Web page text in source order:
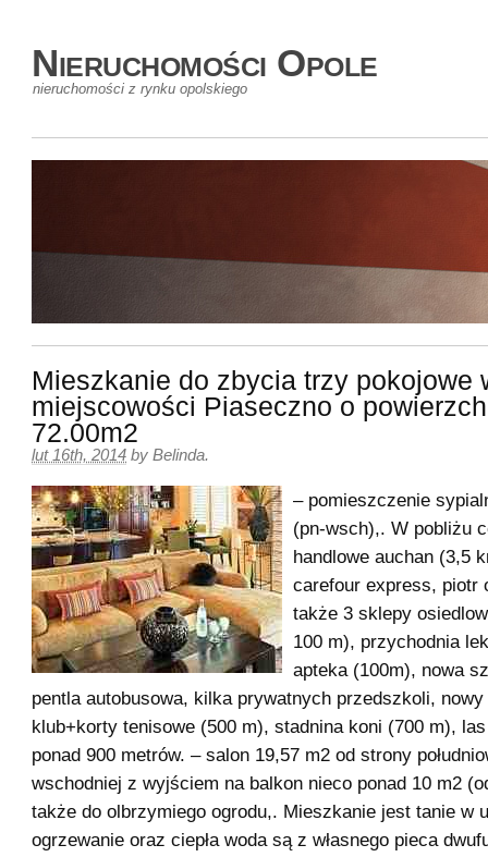
Nieruchomości Opole
nieruchomości z rynku opolskiego
Mieszkanie do zbycia trzy pokojowe
miejscowości Piaseczno o
72.00m2
lut 16th, 2014 by Belinda.
– pomieszczenie
(pn-wsch),. W pobliżu
handlowe auchan (3,5
carefour express, piotr
także 3 sklepy
100 m), przychodnia
apteka (100m), nowa
pentla autobusowa, kilka prywatnych przedszkoli,
klub+korty tenisowe (500 m), stadnina koni (700 m),
ponad 900 metrów. – salon 19,57 m2 od strony
wschodniej z wyjściem na balkon nieco ponad 10 m2
także do olbrzymiego ogrodu,. Mieszkanie jest tanie w
ogrzewanie oraz ciepła woda są z własnego pieca